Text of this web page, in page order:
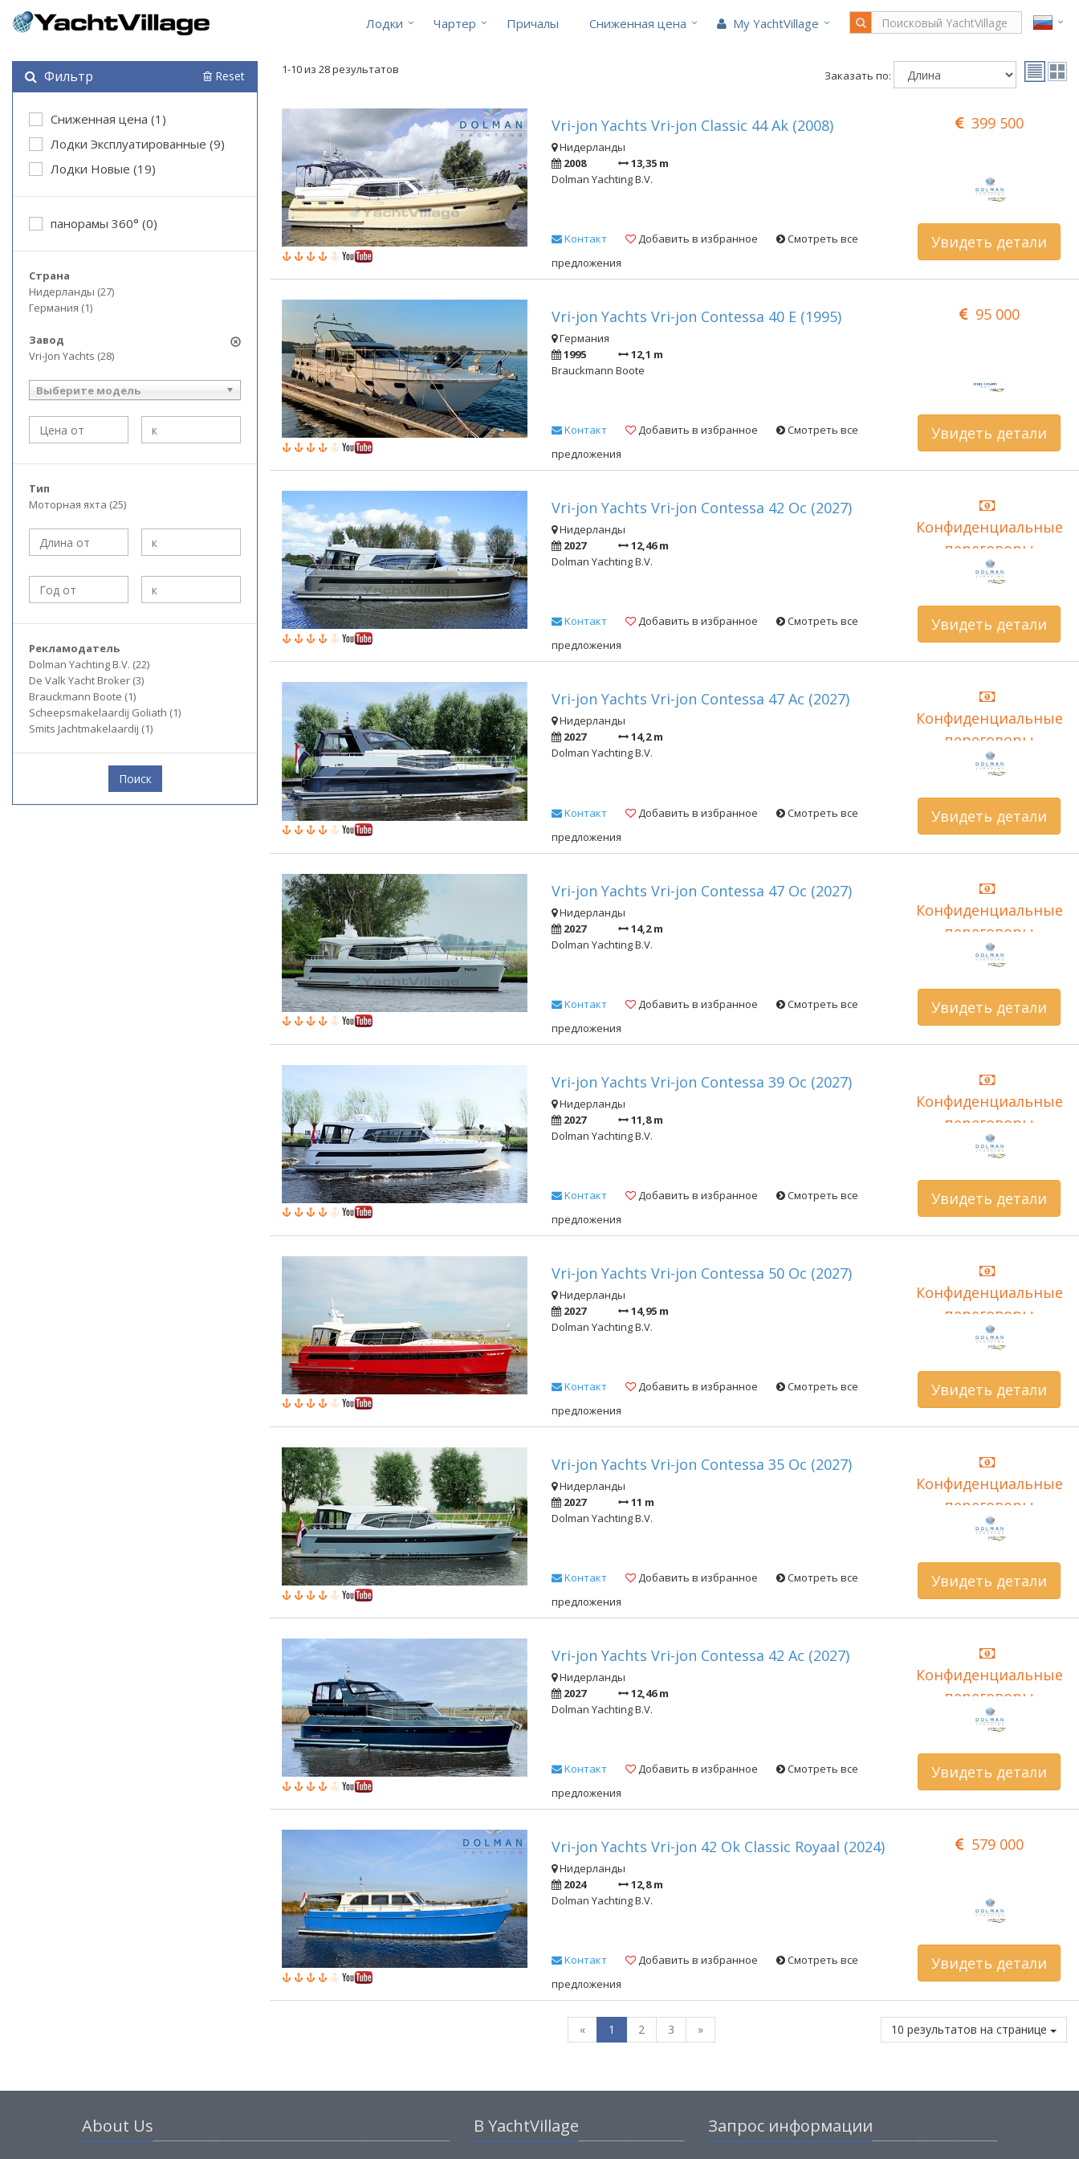
Лодки Чартер Причалы Cниженная цена My YachtVillage
Фильтр Reset
Cниженная цена (1)
Лодки Эксплуатированные (9)
Лодки Новые (19)
панорамы 360° (0)
Страна
Нидерланды (27)
Германия (1)
Завод
Vri-Jon Yachts (28)
Выберите модель
Тип
Моторная яхта (25)
Рекламодатель
Dolman Yachting B.V. (22)
De Valk Yacht Broker (3)
Brauckmann Boote (1)
Scheepsmakelaardij Goliath (1)
Smits Jachtmakelaardij (1)
Поиск
1-10 из 28 результатов Заказать по:
Vri-jon Yachts Vri-jon Classic 44 Ak (2008) 399 500
Нидерланды
2008
13,35 m
Dolman Yachting B.V.
Kонтакт Добавить в избранное
Смотреть все
предложения
Увидеть детали
Vri-jon Yachts Vri-jon Contessa 40 E (1995) 95 000
Германия
1995
12,1 m
Brauckmann Boote
Kонтакт Добавить в избранное
Смотреть все
предложения
Увидеть детали
Vri-jon Yachts Vri-jon Contessa 42 Oc (2027)
Конфиденциальные
переговоры
Нидерланды
2027
12,46 m
Dolman Yachting B.V.
Kонтакт Добавить в избранное
Смотреть все
предложения
Увидеть детали
Vri-jon Yachts Vri-jon Contessa 47 Ac (2027)
Конфиденциальные
переговоры
Нидерланды
2027
14,2 m
Dolman Yachting B.V.
Kонтакт Добавить в избранное
Смотреть все
предложения
Увидеть детали
Vri-jon Yachts Vri-jon Contessa 47 Oc (2027)
Конфиденциальные
переговоры
Нидерланды
2027
14,2 m
Dolman Yachting B.V.
Kонтакт Добавить в избранное
Смотреть все
предложения
Увидеть детали
Vri-jon Yachts Vri-jon Contessa 39 Oc (2027)
Конфиденциальные
переговоры
Нидерланды
2027
11,8 m
Dolman Yachting B.V.
Kонтакт Добавить в избранное
Смотреть все
предложения
Увидеть детали
Vri-jon Yachts Vri-jon Contessa 50 Oc (2027)
Конфиденциальные
переговоры
Нидерланды
2027
14,95 m
Dolman Yachting B.V.
Kонтакт Добавить в избранное
Смотреть все
предложения
Увидеть детали
Vri-jon Yachts Vri-jon Contessa 35 Oc (2027)
Конфиденциальные
переговоры
Нидерланды
2027
11 m
Dolman Yachting B.V.
Kонтакт Добавить в избранное
Смотреть все
предложения
Увидеть детали
Vri-jon Yachts Vri-jon Contessa 42 Ac (2027)
Конфиденциальные
переговоры
Нидерланды
2027
12,46 m
Dolman Yachting B.V.
Kонтакт Добавить в избранное
Смотреть все
предложения
Увидеть детали
Vri-jon Yachts Vri-jon 42 Ok Classic Royaal (2024) 579 000
Нидерланды
2024
12,8 m
Dolman Yachting B.V.
Kонтакт Добавить в избранное
Смотреть все
предложения
Увидеть детали
« 1 2 3 » 10 результатов на странице
About Us В YachtVillage Запрос информации